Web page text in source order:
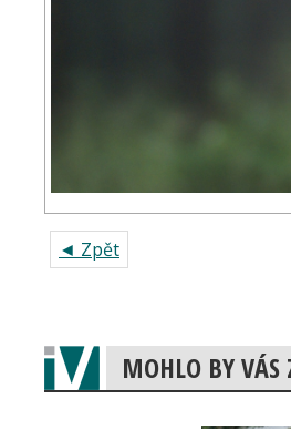
◄ Zpět
MOHLO BY